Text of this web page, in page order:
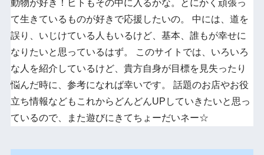
動物が好き！ヒトもその中に入るかな。とにかく頑張っ
て生きているものが好きで応援したいの。 中には、道を
誤り、いじけている人もいるけど、基本、誰もが幸せに
なりたいと思っているはず。 このサイトでは、いろいろ
な人を紹介しているけど、貴方自身が目標を見失ったり
悩んだ時に、参考になれば幸いです。 話題のお店やお役
立ち情報などもこれからどんどんUPしていきたいと思っ
ているので、また遊びにきてちょーだいネー☆